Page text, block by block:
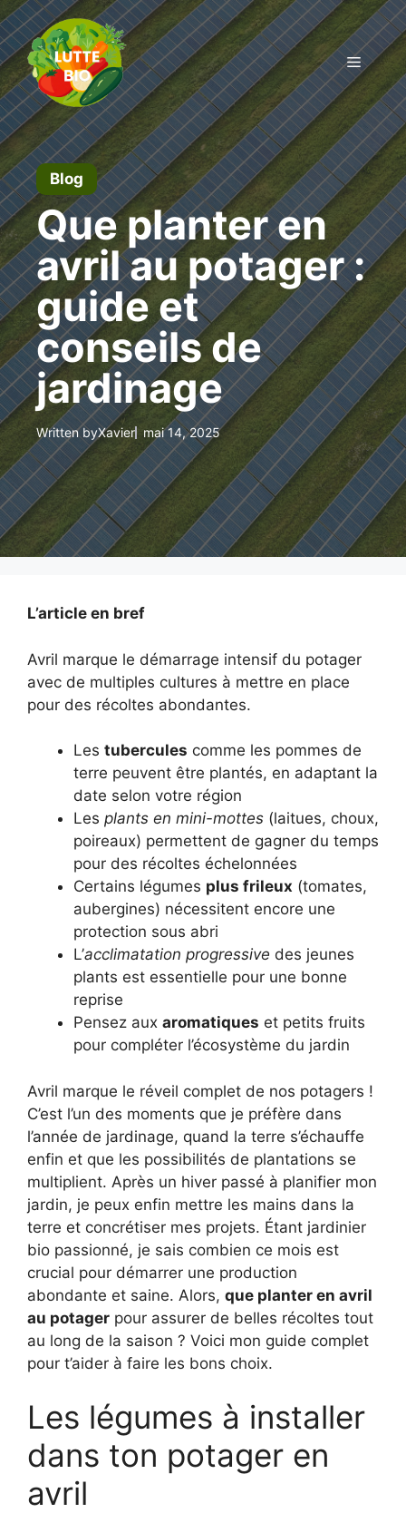
Aller
au
contenu
Menu
Blog
Que planter en
avril au potager :
guide et
conseils de
jardinage
Written byXavier mai 14, 2025
L’article en bref
Avril marque le démarrage intensif du potager
avec de multiples cultures à mettre en place
pour des récoltes abondantes.
Les tubercules comme les pommes de
terre peuvent être plantés, en adaptant la
date selon votre région
Les plants en mini-mottes (laitues, choux,
poireaux) permettent de gagner du temps
pour des récoltes échelonnées
Certains légumes plus frileux (tomates,
aubergines) nécessitent encore une
protection sous abri
L’acclimatation progressive des jeunes
plants est essentielle pour une bonne
reprise
Pensez aux aromatiques et petits fruits
pour compléter l’écosystème du jardin
Avril marque le réveil complet de nos potagers !
C’est l’un des moments que je préfère dans
l’année de jardinage, quand la terre s’échauffe
enfin et que les possibilités de plantations se
multiplient. Après un hiver passé à planifier mon
jardin, je peux enfin mettre les mains dans la
terre et concrétiser mes projets. Étant jardinier
bio passionné, je sais combien ce mois est
crucial pour démarrer une production
abondante et saine. Alors, que planter en avril
au potager pour assurer de belles récoltes tout
au long de la saison ? Voici mon guide complet
pour t’aider à faire les bons choix.
Les légumes à installer
dans ton potager en
avril